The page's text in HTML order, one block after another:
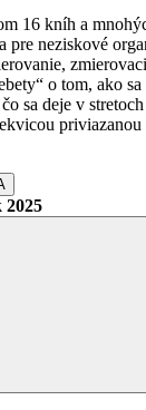
16 kníh a
pre neziskové
o tom, ako
sa deje v
priviazanou
2025